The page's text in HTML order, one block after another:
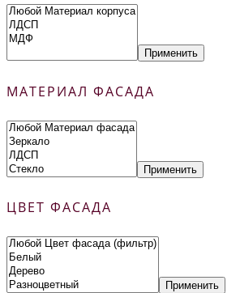
Применить
МАТЕРИАЛ ФАСАДА
Применить
ЦВЕТ ФАСАДА
Применить